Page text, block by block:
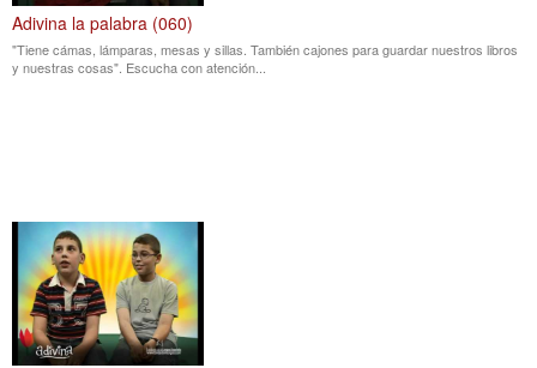
Adivina la palabra (060)
"Tiene cámas, lámparas, mesas y sillas. También cajones para guardar nuestros libros
y nuestras cosas". Escucha con atención...